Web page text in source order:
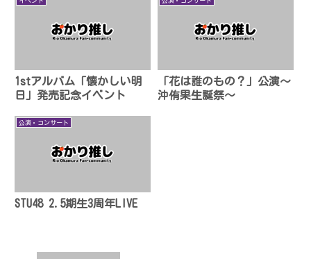
1stアルバム「懐かしい明
日」発売記念イベント
「花は誰のもの？」公演〜
沖侑果生誕祭〜
公演・コンサート
STU48 2.5期生3周年LIVE